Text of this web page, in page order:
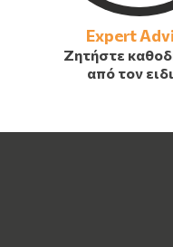
Expert
Ζητήστε
από τον